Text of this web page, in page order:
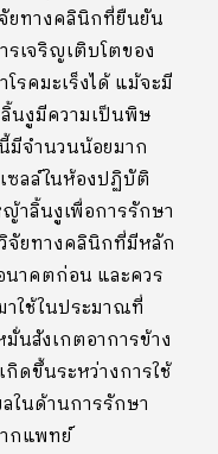
ยทางคลินิกที่ยืนยัน
เจริญเติบโตของ
โรคมะเร็งได้ แม้จะมี
นงูมีความเป็นพิษ
มีจำนวนน้อยมาก
ซลล์ในห้องปฏิบัติ
าลิ้นงูเพื่อการรักษา
จัยทางคลินิกที่มีหลัก
นาคตก่อน และควร
าใช้ในประมาณที่
มั่นสังเกตอาการข้าง
ดขึ้นระหว่างการใช้
ในด้านการรักษา
กแพทย์